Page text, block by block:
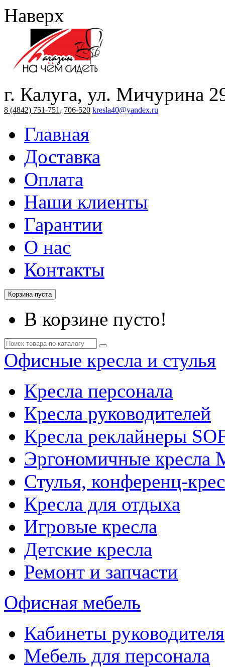
Наверх
г. Калуга, ул. Мичурина
8 (4842) 751-751 , 706-520 kresla40@yandex.ru
Главная
Доставка
Оплата
Наши клиенты
Гарантии
О нас
Контакты
Корзина пуста
В корзине пусто!
Офисные кресла и стулья
Кресла персонала
Кресла руководителей
Кресла реклайнеры
Эргономичные
Стулья, конференц-
Кресла для отдыха
Игровые кресла
Детские кресла
Ремонт и запчасти
Офисная мебель
Кабинеты руководителя
Мебель для персонала